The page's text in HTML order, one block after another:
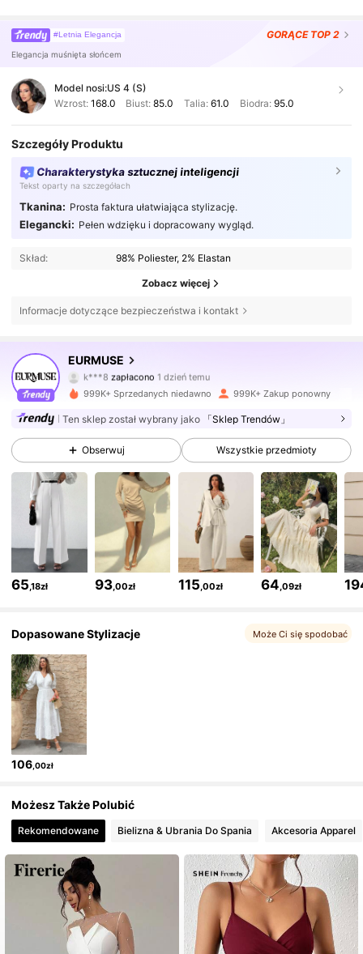
#Letnia Elegancja GORĄCE TOP 2
Elegancja muśnięta słońcem
Model nosi:US 4 (S)
Wzrost: 168.0 Biust:85.0 Talia: 61.0 Biodra: 95.0
Szczegóły Produktu
Charakterystyka sztucznej inteligencji
Tekst oparty na szczegółach
Tkanina: Prosta faktura ułatwiająca stylizację.
Elegancki: Pełen wdzięku i dopracowany wygląd.
Skład: 98% Poliester, 2% Elastan
Zobacz więcej
Informacje dotyczące bezpieczeństwa i kontakt
EURMUSE
4,75
355K Obserwujący
k***8 zapłacono
f***m zaobserwował(-a)10 minut(y) temu
4,75 355K Obserwujący
355K Obserwujący
4,75 355K Obserwujący
4,75
4,75
4,75
4,75
999K+ Sprzedanych niedawno 999K+ Zakup ponowny
Ten sklep został wybrany jako 「Sklep Trendów」
Obserwuj Wszystkie przedmioty
65,18zł 93,00zł 115,00zł 64,09zł
Dopasowane Stylizacje Może Ci się spodobać
106 ,00zł
Możesz Także Polubić
Rekomendowane Bielizna & Ubrania Do Spania Akcesoria Apparel